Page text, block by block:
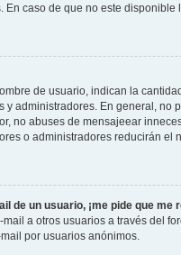
caso de que no este
de usuario, indican la
y administradores. En general, no
no abuses de mensajeear
o administradores reducirán
de un usuario, ¡me pide que me
a otros usuarios a través del
por usuarios anónimos.